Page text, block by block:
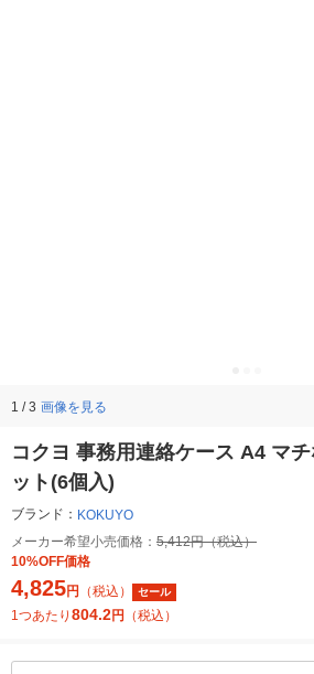
1 / 3 画像を見る
コクヨ 事務用連絡ケース A4 マ
ット(6個入)
ブランド： KOKUYO
メーカー希望小売価格： 5,412円（税込）
10%OFF価格
4,825円 （税込） セール
1つあたり 804.2円 （税込）